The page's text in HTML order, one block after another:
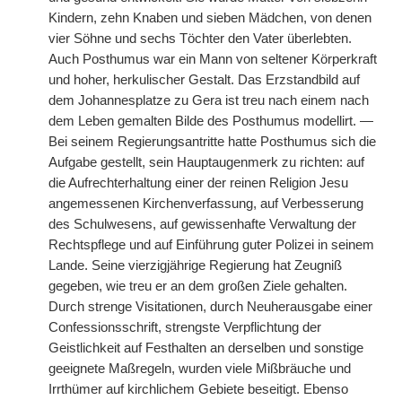
Kindern, zehn Knaben und sieben Mädchen, von denen
vier Söhne und sechs Töchter den Vater überlebten.
Auch Posthumus war ein Mann von seltener Körperkraft
und hoher, herkulischer Gestalt. Das Erzstandbild auf
dem Johannesplatze zu Gera ist treu nach einem nach
dem Leben gemalten Bilde des Posthumus modellirt. —
Bei seinem Regierungsantritte hatte Posthumus sich die
Aufgabe gestellt, sein Hauptaugenmerk zu richten: auf
die Aufrechterhaltung einer der reinen Religion Jesu
angemessenen Kirchenverfassung, auf Verbesserung
des Schulwesens, auf gewissenhafte Verwaltung der
Rechtspflege und auf Einführung guter Polizei in seinem
Lande. Seine vierzigjährige Regierung hat Zeugniß
gegeben, wie treu er an dem großen Ziele gehalten.
Durch strenge Visitationen, durch Neuherausgabe einer
Confessionsschrift, strengste Verpflichtung der
Geistlichkeit auf Festhalten an derselben und sonstige
geeignete Maßregeln, wurden viele Mißbräuche und
Irrthümer auf kirchlichem Gebiete beseitigt. Ebenso